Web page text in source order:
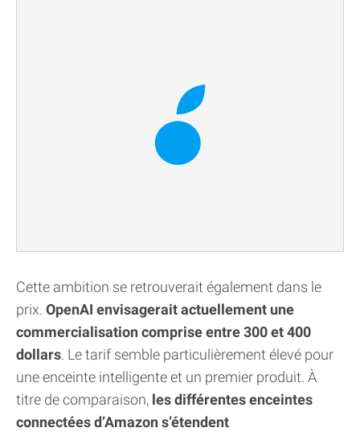
Cette ambition se retrouverait également dans le
prix. OpenAI envisagerait actuellement une
commercialisation comprise entre 300 et 400
dollars. Le tarif semble particulièrement élevé pour
une enceinte intelligente et un premier produit. À
titre de comparaison, les différentes enceintes
connectées d’Amazon s’étendent